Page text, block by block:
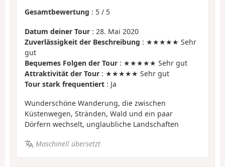
Gesamtbewertung : 5 / 5
Datum deiner Tour : 28. Mai 2020
Zuverlässigkeit der Beschreibung : ★★★★★ Sehr
gut
Bequemes Folgen der Tour : ★★★★★ Sehr gut
Attraktivität der Tour : ★★★★★ Sehr gut
Tour stark frequentiert : Ja
Wunderschöne Wanderung, die zwischen
Küstenwegen, Stränden, Wald und ein paar
Dörfern wechselt, unglaubliche Landschaften
Maschinell übersetzt